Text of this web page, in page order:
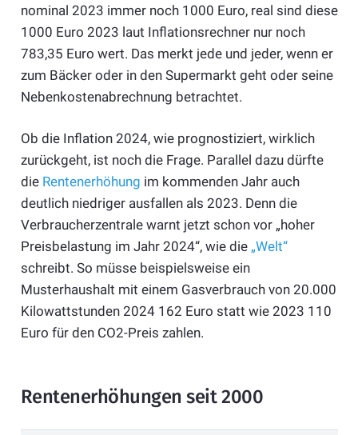
nominal 2023 immer noch 1000 Euro, real sind diese
1000 Euro 2023 laut Inflationsrechner nur noch
783,35 Euro wert. Das merkt jede und jeder, wenn er
zum Bäcker oder in den Supermarkt geht oder seine
Nebenkostenabrechnung betrachtet.
Ob die Inflation 2024, wie prognostiziert, wirklich
zurückgeht, ist noch die Frage. Parallel dazu dürfte
die Rentenerhöhung im kommenden Jahr auch
deutlich niedriger ausfallen als 2023. Denn die
Verbraucherzentrale warnt jetzt schon vor „hoher
Preisbelastung im Jahr 2024“, wie die „Welt“
schreibt. So müsse beispielsweise ein
Musterhaushalt mit einem Gasverbrauch von 20.000
Kilowattstunden 2024 162 Euro statt wie 2023 110
Euro für den CO2-Preis zahlen.
Rentenerhöhungen seit 2000